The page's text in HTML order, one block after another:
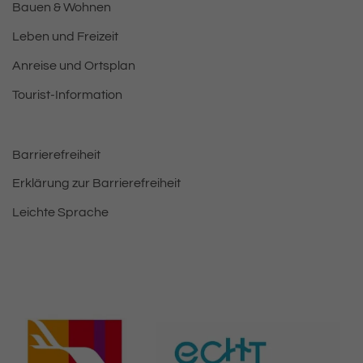
Bauen & Wohnen
Leben und Freizeit
Anreise und Ortsplan
Tourist-Information
Barrierefreiheit
Erklärung zur Barrierefreiheit
Leichte Sprache